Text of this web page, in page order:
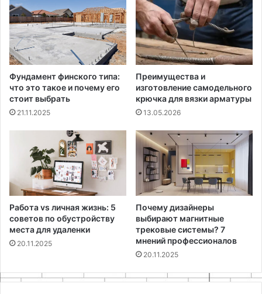
Фундамент финского типа:
что это такое и почему его
стоит выбрать
21.11.2025
Преимущества и
изготовление самодельного
крючка для вязки арматуры
13.05.2026
Работа vs личная жизнь: 5
советов по обустройству
места для удаленки
20.11.2025
Почему дизайнеры
выбирают магнитные
трековые системы? 7
мнений профессионалов
20.11.2025